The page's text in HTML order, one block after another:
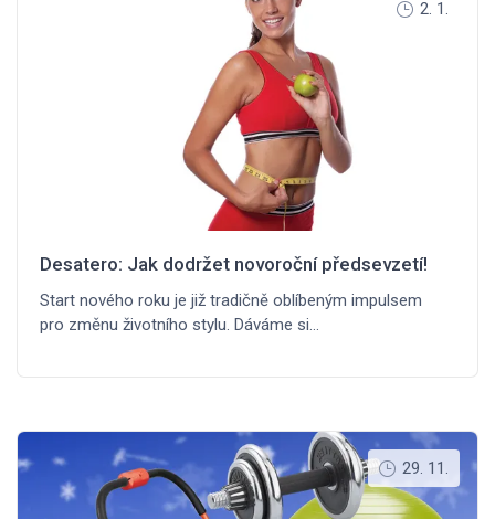
2. 1.
Desatero: Jak dodržet novoroční předsevzetí!
Start nového roku je již tradičně oblíbeným impulsem
pro změnu životního stylu. Dáváme si…
29. 11.